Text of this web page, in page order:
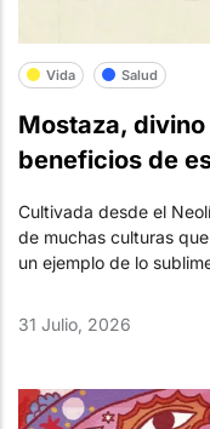
Vida Salud
Mostaza,
beneficios de
Cultivada desde el
de muchas culturas
un ejemplo de lo
31 Julio, 2026